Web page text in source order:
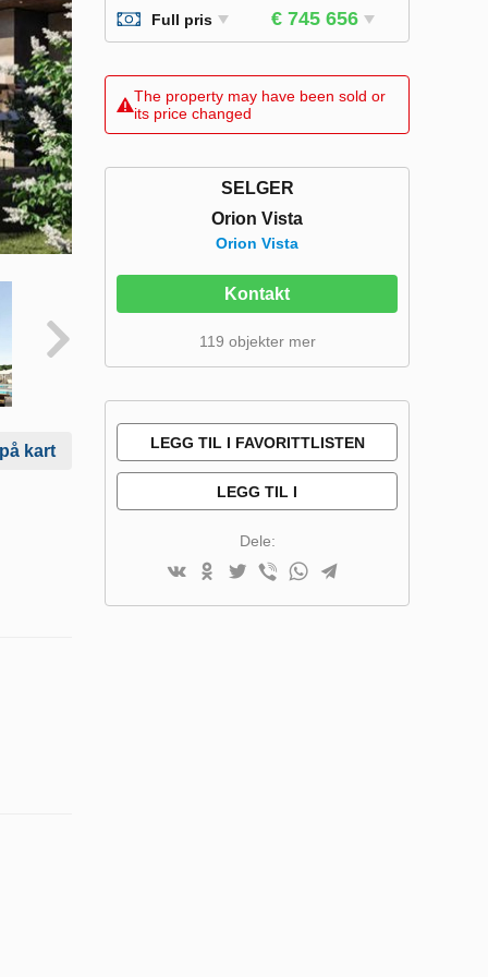
kart
Full pris € 745 656
The property may have been sold or
its price changed
SELGER
Orion Vista
Orion Vista
Kontakt
119 objekter mer
LEGG TIL I FAVORITTLISTEN
LEGG TIL I
Dele: